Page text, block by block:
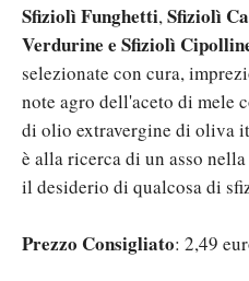
Sfiziolì Funghetti,Sfiziolì
Verdurine e Sfiziolì
selezionate con cura,
note agro dell'aceto di mele
di olio extravergine di oliva
è alla ricerca di un asso
il desiderio di qualcosa di
Prezzo Consigliato: 2,49